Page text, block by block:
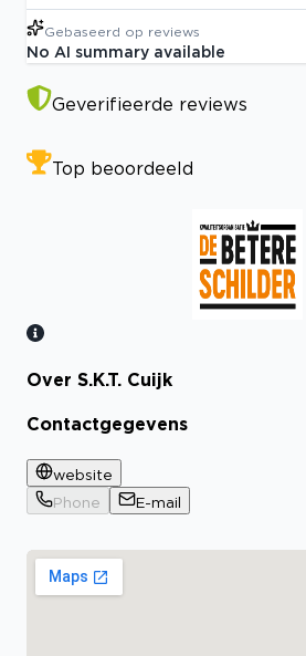
Gebaseerd op reviews
No AI summary available
Geverifieerde reviews
Top beoordeeld
Bekijk certificaat
Over S.K.T. Cuijk
Contactgegevens
website
Phone
E-mail